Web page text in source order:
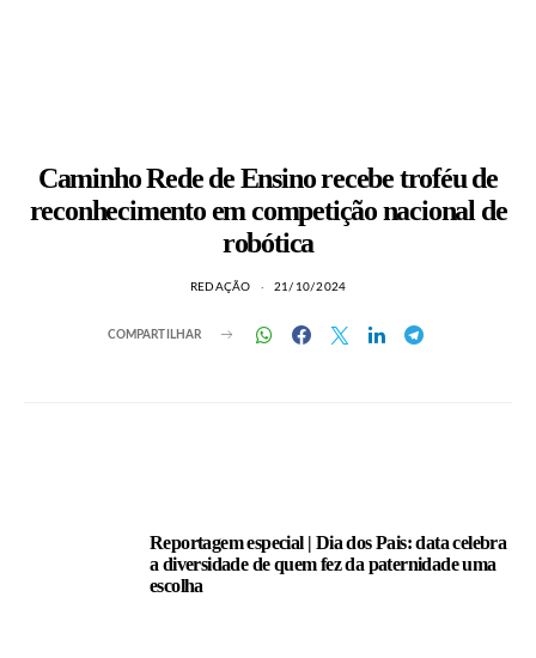
Caminho Rede de Ensino recebe troféu de
reconhecimento em competição nacional de
robótica
REDAÇÃO 21/10/2024
COMPARTILHAR
Reportagem especial | Dia dos Pais: data celebra
a diversidade de quem fez da paternidade uma
escolha